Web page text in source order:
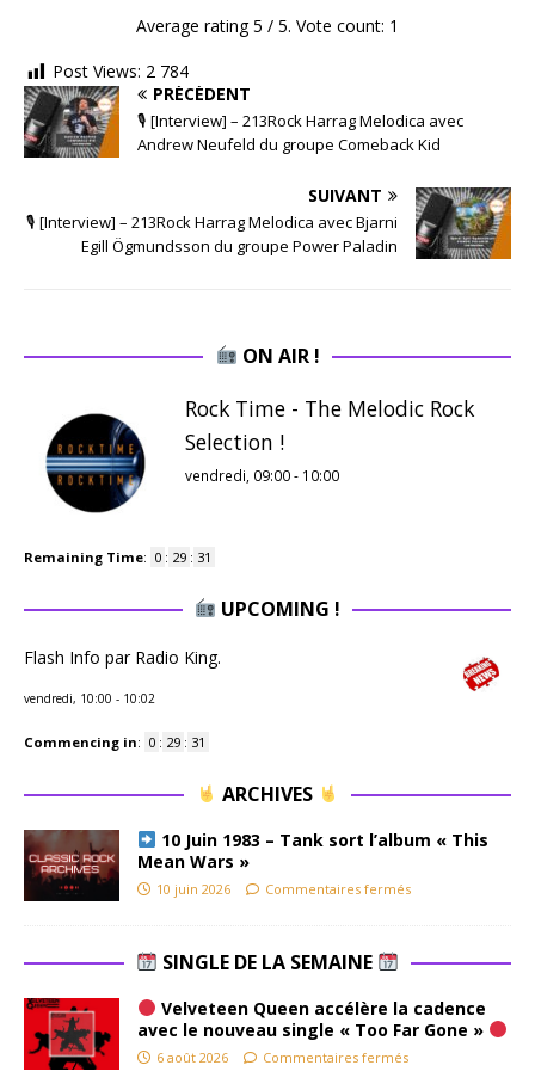
Average rating5 / 5. Vote count: 1
Post Views: 2 784
PRÉCÉDENT
🎙 [Interview] – 213Rock Harrag Melodica avec
Andrew Neufeld du groupe Comeback Kid
SUIVANT
🎙 [Interview] – 213Rock Harrag Melodica avec Bjarni
Egill Ögmundsson du groupe Power Paladin
ON AIR !
Rock Time - The Melodic Rock
Selection !
vendredi, 09:00- 10:00
Remaining Time: 0 : 29 : 31
UPCOMING !
Flash Info par Radio King.
vendredi, 10:00 - 10:02
Commencing in: 0 : 29 : 31
ARCHIVES
10 Juin 1983 – Tank sort l’album « This
Mean Wars »
10 juin 2026 Commentaires fermés
SINGLE DE LA SEMAINE
Velveteen Queen accélère la cadence
avec le nouveau single « Too Far Gone »
6 août 2026 Commentaires fermés